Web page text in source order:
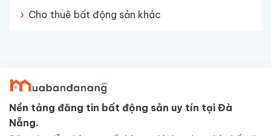
Cho thuê bất động sản khác
Nền tảng đăng tin bất động sản uy tín tại Đà
Nẵng.